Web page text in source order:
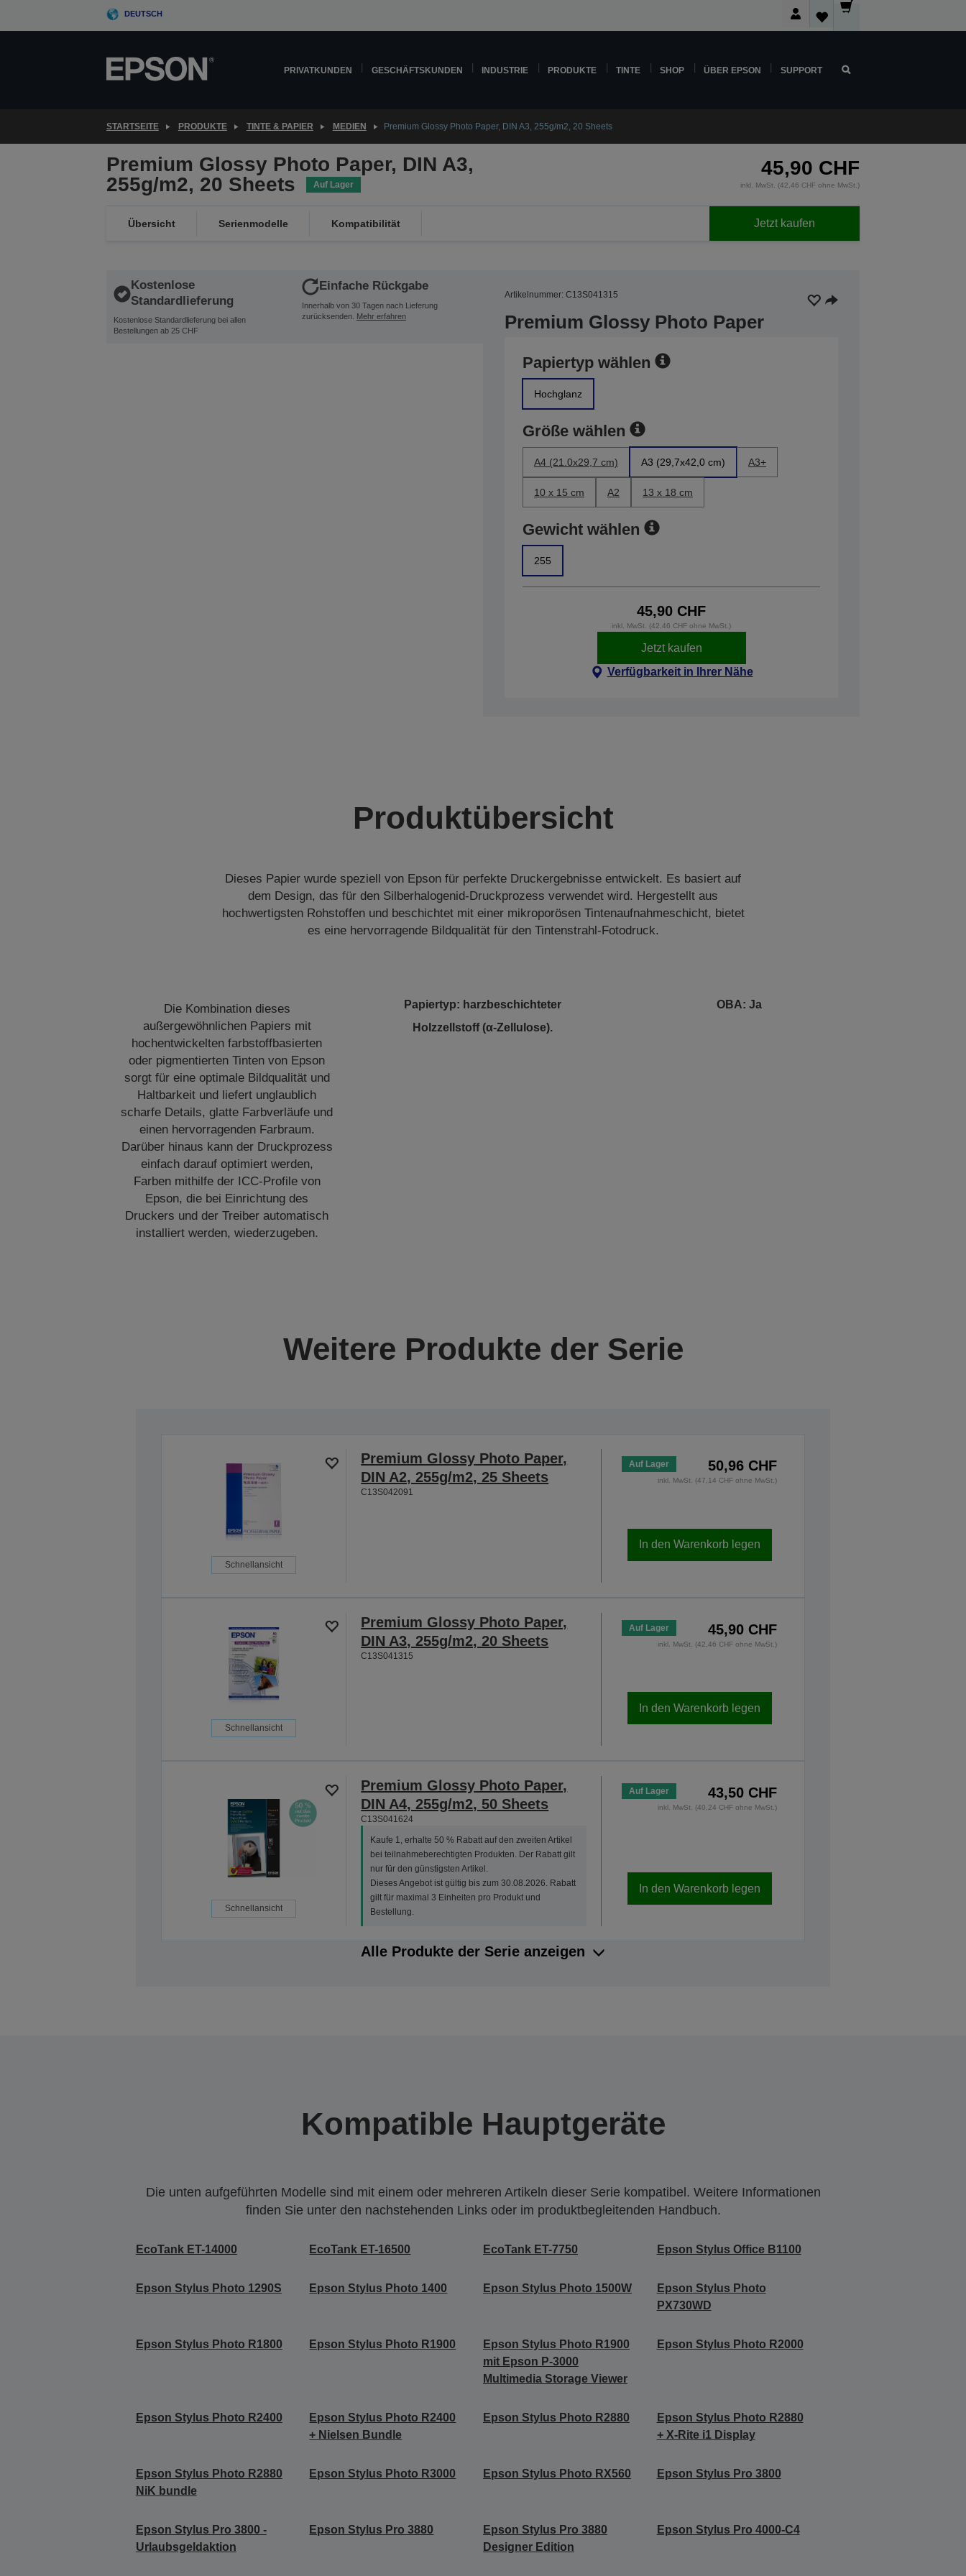
DEUTSCH
PRIVATKUNDEN GESCHÄFTSKUNDEN INDUSTRIE PRODUKTE TINTE SHOP ÜBER EPSON SUPPORT
STARTSEITE PRODUKTE TINTE & PAPIER MEDIEN Premium Glossy Photo Paper, DIN A3, 255g/m2, 20 Sheets
Premium Glossy Photo Paper, DIN A3,
255g/m2, 20 Sheets
Auf Lager
45,90 CHF
inkl. MwSt. (42,46 CHF ohne MwSt.)
Übersicht Serienmodelle Kompatibilität Jetzt kaufen
Kostenlose
Standardlieferung
Kostenlose Standardlieferung bei allen
Bestellungen ab 25 CHF
Einfache Rückgabe
Innerhalb von 30 Tagen nach Lieferung
zurücksenden. Mehr erfahren
Artikelnummer: C13S041315
Premium Glossy Photo Paper
Papiertyp wählen
Hochglanz
Größe wählen
A4 (21.0x29,7 cm) A3 (29,7x42,0 cm) A3+
10 x 15 cm A2 13 x 18 cm
Gewicht wählen
255
45,90 CHF
inkl. MwSt. (42,46 CHF ohne MwSt.)
Jetzt kaufen
Verfügbarkeit in Ihrer Nähe
Produktübersicht
Dieses Papier wurde speziell von Epson für perfekte Druckergebnisse entwickelt. Es basiert auf
dem Design, das für den Silberhalogenid-Druckprozess verwendet wird. Hergestellt aus
hochwertigsten Rohstoffen und beschichtet mit einer mikroporösen Tintenaufnahmeschicht, bietet
es eine hervorragende Bildqualität für den Tintenstrahl-Fotodruck.
Die Kombination dieses
außergewöhnlichen Papiers mit
hochentwickelten farbstoffbasierten
oder pigmentierten Tinten von Epson
sorgt für eine optimale Bildqualität und
Haltbarkeit und liefert unglaublich
scharfe Details, glatte Farbverläufe und
einen hervorragenden Farbraum.
Darüber hinaus kann der Druckprozess
einfach darauf optimiert werden,
Farben mithilfe der ICC-Profile von
Epson, die bei Einrichtung des
Druckers und der Treiber automatisch
installiert werden, wiederzugeben.
Papiertyp: harzbeschichteter
Holzzellstoff (α-Zellulose).
OBA: Ja
Weitere Produkte der Serie
Schnellansicht
Premium Glossy Photo Paper,
DIN A2, 255g/m2, 25 Sheets
C13S042091
Auf Lager 50,96 CHF
inkl. MwSt. (47,14 CHF ohne MwSt.)
In den Warenkorb legen
Schnellansicht
Premium Glossy Photo Paper,
DIN A3, 255g/m2, 20 Sheets
C13S041315
Auf Lager 45,90 CHF
inkl. MwSt. (42,46 CHF ohne MwSt.)
In den Warenkorb legen
Schnellansicht
Premium Glossy Photo Paper,
DIN A4, 255g/m2, 50 Sheets
C13S041624
Kaufe 1, erhalte 50 % Rabatt auf den zweiten Artikel
bei teilnahmeberechtigten Produkten. Der Rabatt gilt
nur für den günstigsten Artikel.
Dieses Angebot ist gültig bis zum 30.08.2026. Rabatt
gilt für maximal 3 Einheiten pro Produkt und
Bestellung.
Auf Lager 43,50 CHF
inkl. MwSt. (40,24 CHF ohne MwSt.)
In den Warenkorb legen
Alle Produkte der Serie anzeigen
Kompatible Hauptgeräte
Die unten aufgeführten Modelle sind mit einem oder mehreren Artikeln dieser Serie kompatibel. Weitere Informationen
finden Sie unter den nachstehenden Links oder im produktbegleitenden Handbuch.
EcoTank ET-14000 EcoTank ET-16500 EcoTank ET-7750 Epson Stylus Office B1100
Epson Stylus Photo 1290S Epson Stylus Photo 1400 Epson Stylus Photo 1500W
Epson Stylus Photo
PX730WD
Epson Stylus Photo R1800 Epson Stylus Photo R1900
Epson Stylus Photo R1900
mit Epson P-3000
Multimedia Storage Viewer
Epson Stylus Photo R2000
Epson Stylus Photo R2400
Epson Stylus Photo R2400
+ Nielsen Bundle
Epson Stylus Photo R2880
Epson Stylus Photo R2880
+ X-Rite i1 Display
Epson Stylus Photo R2880
NiK bundle
Epson Stylus Photo R3000 Epson Stylus Photo RX560 Epson Stylus Pro 3800
Epson Stylus Pro 3800 -
Urlaubsgeldaktion
Epson Stylus Pro 3880
Epson Stylus Pro 3880
Designer Edition
Epson Stylus Pro 4000-C4